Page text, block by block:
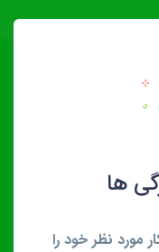
ها
مورد نظر خود را